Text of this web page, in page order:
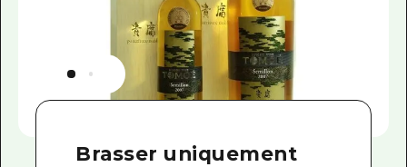
Brasser uniquement